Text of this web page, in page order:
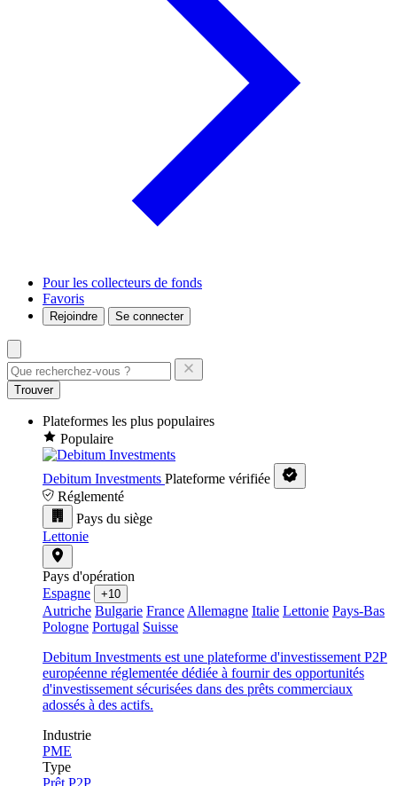
Pour les collecteurs de fonds
Favoris
Rejoindre Se connecter
Trouver
Plateformes les plus populaires
Populaire
Debitum Investments Plateforme vérifiée
Réglementé
Pays du siège
Lettonie
Pays d'opération
Espagne
+10
Autriche Bulgarie France Allemagne Italie Lettonie Pays-Bas
Pologne Portugal Suisse
Debitum Investments est une plateforme d'investissement P2P
européenne réglementée dédiée à fournir des opportunités
d'investissement sécurisées dans des prêts commerciaux
adossés à des actifs.
Industrie
PME
Type
Prêt P2P